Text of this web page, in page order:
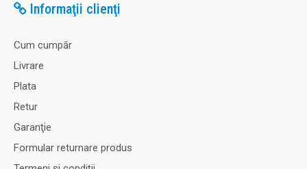
Informaţii clienţi
Cum cumpăr
Livrare
Plata
Retur
Garanţie
Formular returnare produs